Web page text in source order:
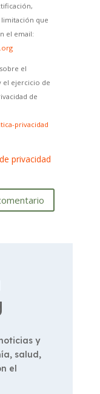
que
el email:
el
el ejercicio de
de
privacidad
privacidad
y
salud,
el